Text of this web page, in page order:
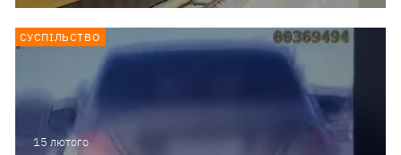
15 лютого
СУСПІЛЬСТВО